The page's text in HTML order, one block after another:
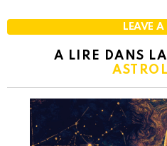
LEAVE A
A LIRE DANS